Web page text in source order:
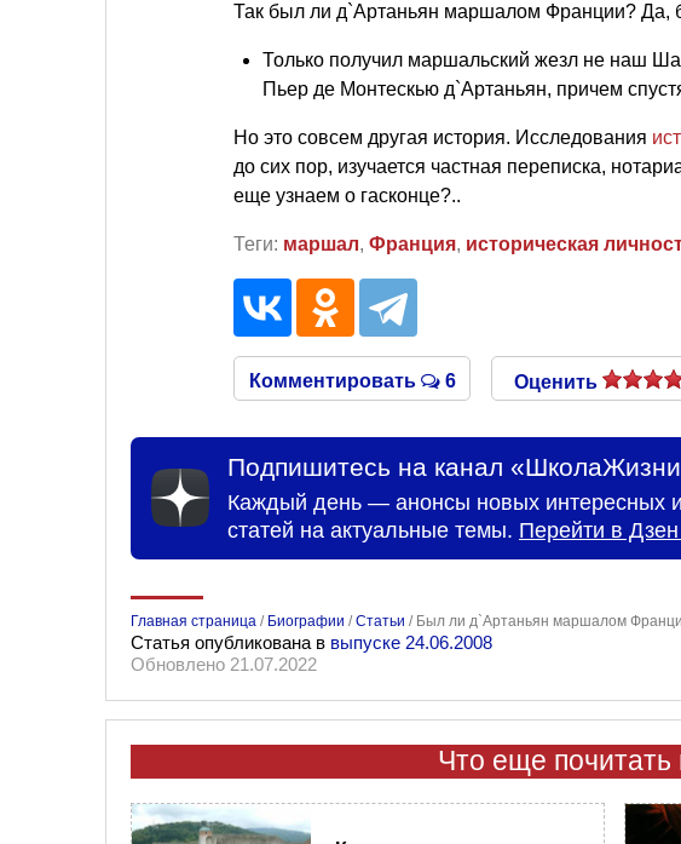
Так был ли д`Артаньян маршалом Франции? Да,
Только получил маршальский жезл не наш
Пьер де Монтескью д`Артаньян, причем
Но это совсем другая история. Исследования
до сих пор, изучается частная переписка,
еще узнаем о гасконце?..
Теги: маршал, Франция, историческая
Комментировать 6 Оценить
Подпишитесь на канал
Каждый день — анонсы новых интересных
статей на актуальные темы. Перейти в
Главная страница / Биографии /Статьи / Был ли д`Артаньян маршалом
Статья опубликована в выпуске 24.06.2008
Обновлено 21.07.2022
Что еще почитать